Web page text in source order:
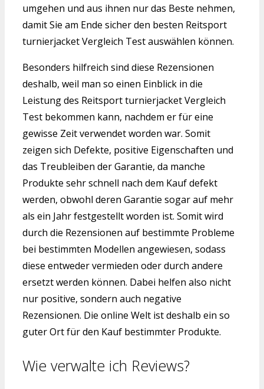
umgehen und aus ihnen nur das Beste nehmen,
damit Sie am Ende sicher den besten Reitsport
turnierjacket Vergleich Test auswählen können.
Besonders hilfreich sind diese Rezensionen
deshalb, weil man so einen Einblick in die
Leistung des Reitsport turnierjacket Vergleich
Test bekommen kann, nachdem er für eine
gewisse Zeit verwendet worden war. Somit
zeigen sich Defekte, positive Eigenschaften und
das Treubleiben der Garantie, da manche
Produkte sehr schnell nach dem Kauf defekt
werden, obwohl deren Garantie sogar auf mehr
als ein Jahr festgestellt worden ist. Somit wird
durch die Rezensionen auf bestimmte Probleme
bei bestimmten Modellen angewiesen, sodass
diese entweder vermieden oder durch andere
ersetzt werden können. Dabei helfen also nicht
nur positive, sondern auch negative
Rezensionen. Die online Welt ist deshalb ein so
guter Ort für den Kauf bestimmter Produkte.
Wie verwalte ich Reviews?